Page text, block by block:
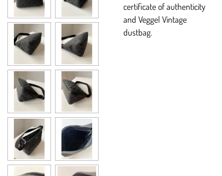
certificate of authenticity
and Veggel Vintage
dustbag.